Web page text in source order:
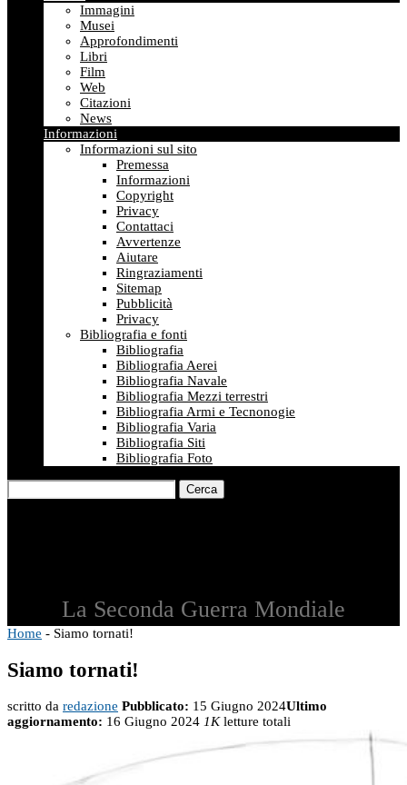
Immagini
Musei
Approfondimenti
Libri
Film
Web
Citazioni
News
Informazioni
Informazioni sul sito
Premessa
Informazioni
Copyright
Privacy
Contattaci
Avvertenze
Aiutare
Ringraziamenti
Sitemap
Pubblicità
Privacy
Bibliografia e fonti
Bibliografia
Bibliografia Aerei
Bibliografia Navale
Bibliografia Mezzi terrestri
Bibliografia Armi e Tecnonogie
Bibliografia Varia
Bibliografia Siti
Bibliografia Foto
Cerca
La Seconda Guerra Mondiale
Home - Siamo tornati!
Siamo tornati!
scritto da redazione Pubblicato: 15 Giugno 2024Ultimo
aggiornamento: 16 Giugno 2024 1Kletture totali